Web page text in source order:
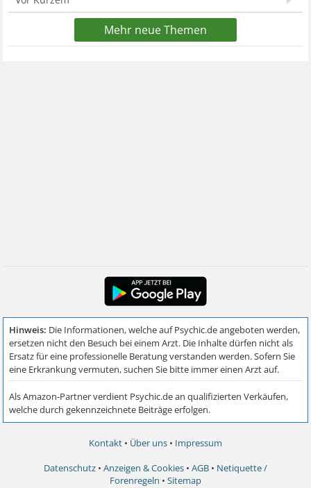
Mehr neue Themen
Kontakt • Über uns • Impressum
Datenschutz • Anzeigen & Cookies • AGB • Netiquette /
Forenregeln • Sitemap